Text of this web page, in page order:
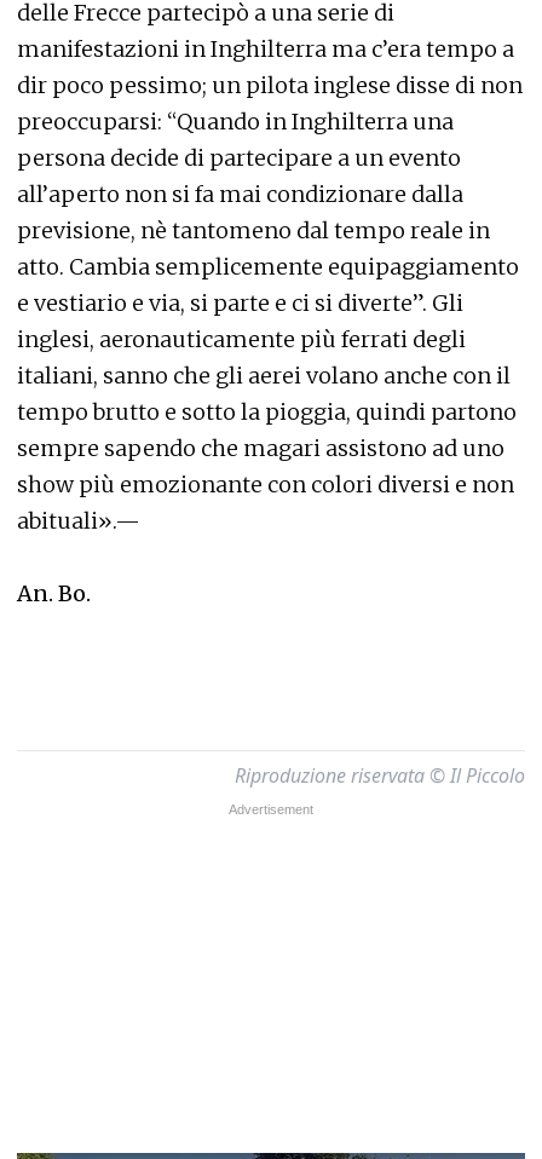
delle Frecce partecipò a una serie di
manifestazioni in Inghilterra ma c’era tempo a
dir poco pessimo; un pilota inglese disse di non
preoccuparsi: “Quando in Inghilterra una
persona decide di partecipare a un evento
all’aperto non si fa mai condizionare dalla
previsione, nè tantomeno dal tempo reale in
atto. Cambia semplicemente equipaggiamento
e vestiario e via, si parte e ci si diverte”. Gli
inglesi, aeronauticamente più ferrati degli
italiani, sanno che gli aerei volano anche con il
tempo brutto e sotto la pioggia, quindi partono
sempre sapendo che magari assistono ad uno
show più emozionante con colori diversi e non
abituali».—
An. Bo.
Riproduzione riservata © Il Piccolo